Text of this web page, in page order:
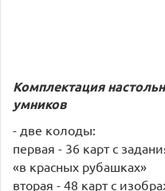
Комплектация
умников
- две колоды:
первая - 36 карт с
«в красных рубашках»
вторая - 48 карт с